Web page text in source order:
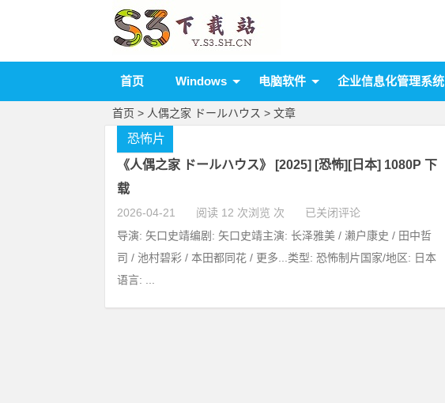
首页 Windows 电脑软件 企业信息化管理系统
首页 > 人偶之家 ドールハウス > 文章
《人偶之家 ドールハウス》 [2025] [恐怖][日本] 1080P 下
载
2026-04-21 阅读 12 次浏览 次 已关闭评论
恐怖片
导演: 矢口史靖编剧: 矢口史靖主演: 长泽雅美 / 濑户康史 / 田中哲
司 / 池村碧彩 / 本田都同花 / 更多...类型: 恐怖制片国家/地区: 日本
语言: ...